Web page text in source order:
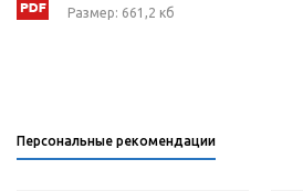
Размер: 661,2 кб
Персональные рекомендации